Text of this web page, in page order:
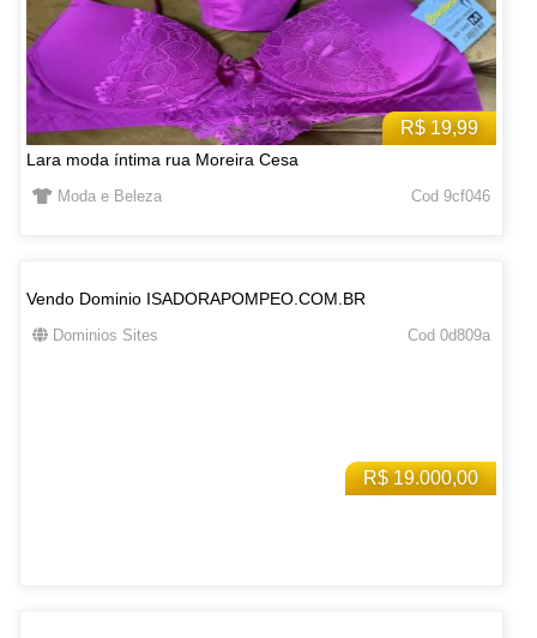
R$ 19,99
Lara moda íntima rua Moreira Cesa
Moda e Beleza Cod 9cf046
R$ 19.000,00
Vendo Dominio ISADORAPOMPEO.COM.BR
Dominios Sites Cod 0d809a